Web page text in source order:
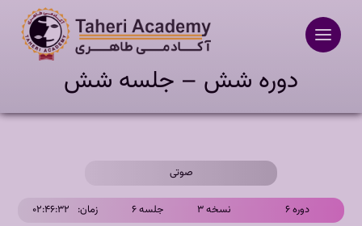
content
دوره شش – جلسه شش
صوتی
دوره ۶ نسخه ۳ جلسه ۶ زمان: ۰۲:۴۶:۳۲